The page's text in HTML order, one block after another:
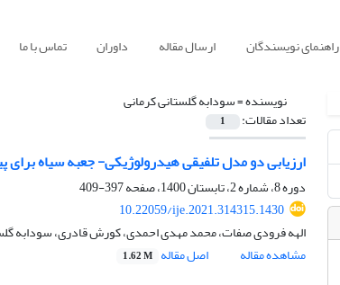
راهنمای نویسندگان ارسال مقاله داوران تماس با ما
نویسنده =سودابه گلستانی کرمانی
تعداد مقالات: 1
ارزیابی دو مدل تلفیقی هیدرولوژیکی- جعبه‏ سیاه
دوره 8، شماره 2، تابستان 1400، صفحه
397-409
10.22059/ije.2021.314315.1430
الهه فرودی صفات، محمد مهدی احمدی، کورش قادری، سودابه
مشاهده مقاله
اصل مقاله 1.62 M